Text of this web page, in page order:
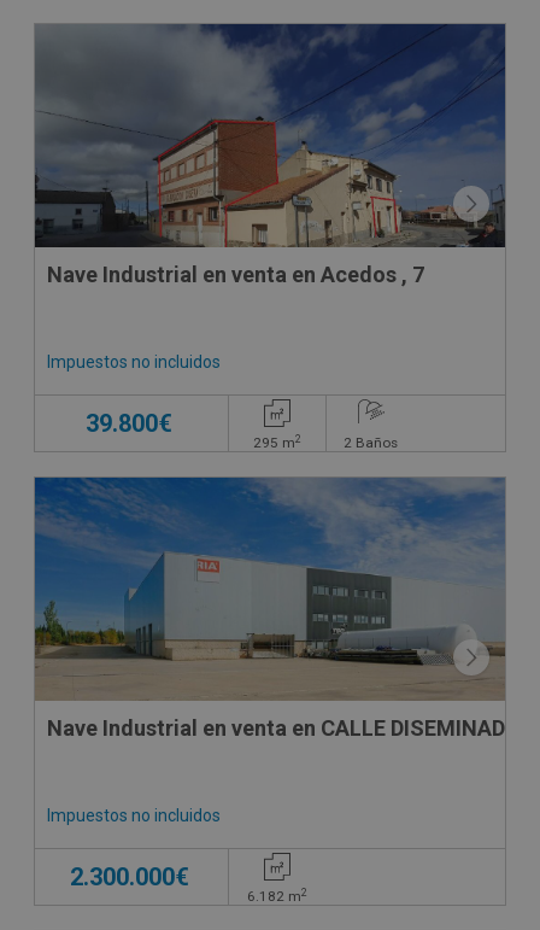
Nave Industrial en venta en Acedos , 7
Impuestos no incluidos
39.800€
295 m2 2 Baños
Nave Industrial en venta en CALLE
Impuestos no incluidos
2.300.000€
6.182 m2